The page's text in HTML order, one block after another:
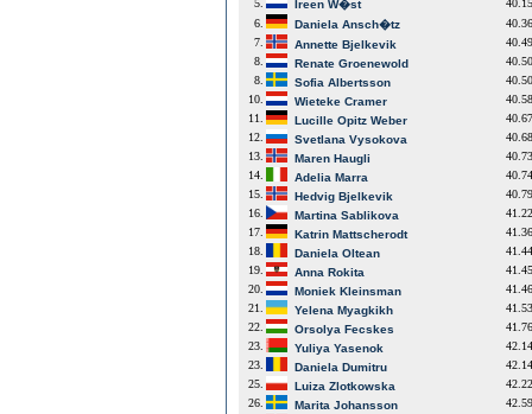
5.
Ireen W�st
40.15
6.
Daniela Ansch�tz
40.36
7.
Annette Bjelkevik
40.49
8.
Renate Groenewold
40.50
8.
Sofia Albertsson
40.50
10.
Wieteke Cramer
40.58
11.
Lucille Opitz Weber
40.67
12.
Svetlana Vysokova
40.68
13.
Maren Haugli
40.73
14.
Adelia Marra
40.74
15.
Hedvig Bjelkevik
40.79
16.
Martina Sablikova
41.22
17.
Katrin Mattscherodt
41.36
18.
Daniela Oltean
41.44
19.
Anna Rokita
41.45
20.
Moniek Kleinsman
41.46
21.
Yelena Myagkikh
41.53
22.
Orsolya Fecskes
41.76
23.
Yuliya Yasenok
42.14
23.
Daniela Dumitru
42.14
25.
Luiza Zlotkowska
42.22
26.
Marita Johansson
42.59